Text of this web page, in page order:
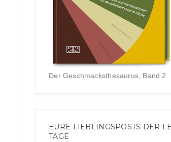
Der Geschmacksthesaurus, Band 2
EURE LIEBLINGSPOSTS DER
TAGE